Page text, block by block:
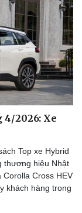
2026: Xe
Top xe Hybrid
thương hiệu Nhật
Corolla Cross HEV
khách hàng trong